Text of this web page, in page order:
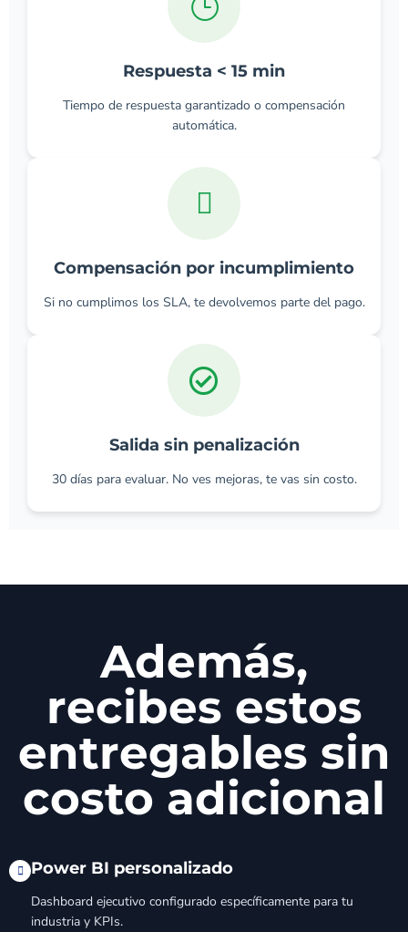
Respuesta < 15 min
Tiempo de respuesta garantizado o compensación
automática.
Compensación por incumplimiento
Si no cumplimos los SLA, te devolvemos parte del pago.
Salida sin penalización
30 días para evaluar. No ves mejoras, te vas sin costo.
Además,
recibes estos
entregables sin
costo adicional
Power BI personalizado
Dashboard ejecutivo configurado específicamente para tu
industria y KPIs.